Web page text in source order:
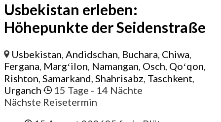
Usbekistan erleben:
Höhepunkte der Seidenstraße
Usbekistan,Andidschan, Buchara, Chiwa,
Fergana, Margʻilon, Namangan, Osch, Qoʻqon,
Rishton, Samarkand, Shahrisabz, Taschkent,
Urganch
15 Tage - 14 Nächte
Nächste Reisetermin